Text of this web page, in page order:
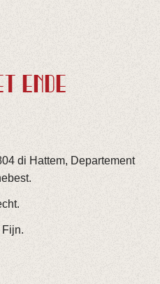
ENDE
di Hattem, Departement